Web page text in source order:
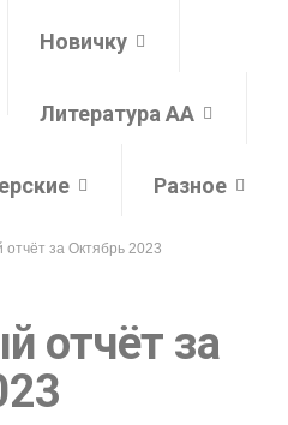
Новичку
Литература АА
Разное
за Октябрь 2023
отчёт за